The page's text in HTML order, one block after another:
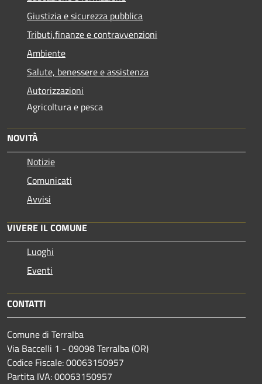
Giustizia e sicurezza pubblica
Tributi,finanze e contravvenzioni
Ambiente
Salute, benessere e assistenza
Autorizzazioni
Agricoltura e pesca
NOVITÀ
Notizie
Comunicati
Avvisi
VIVERE IL COMUNE
Luoghi
Eventi
CONTATTI
Comune di Terralba
Via Baccelli 1 - 09098 Terralba (OR)
Codice Fiscale: 00063150957
Partita IVA: 00063150957